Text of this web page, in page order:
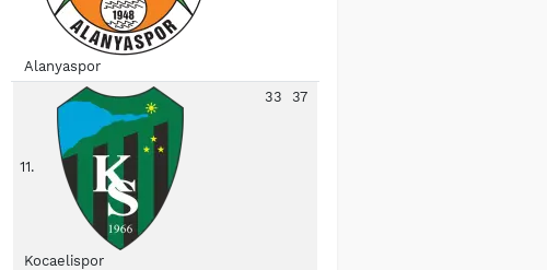
Alanyaspor
11.
Kocaelispor
33 37